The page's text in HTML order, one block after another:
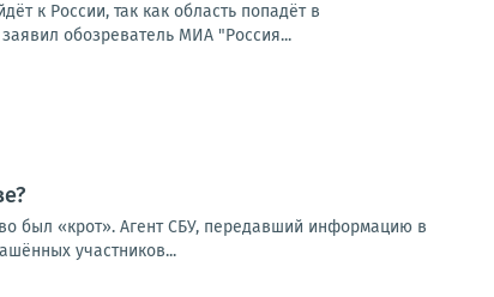
к России, так как область попадёт в
обозреватель МИА "Россия...
был «крот». Агент СБУ, передавший информацию в
участников...